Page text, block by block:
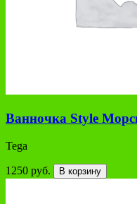
Ванночка Style
Tega
1250 руб. В корзину